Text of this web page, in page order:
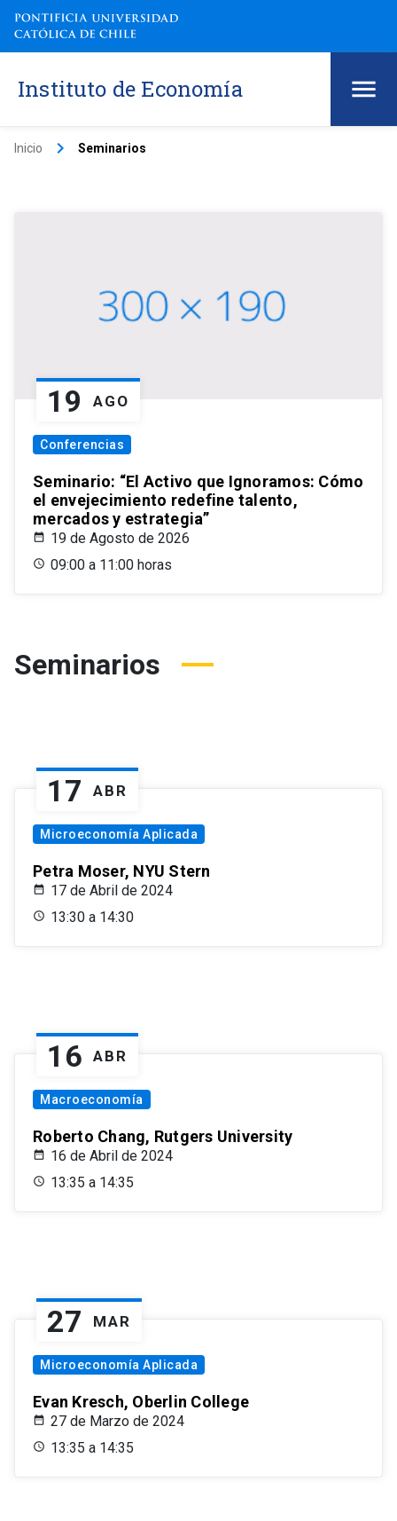
Instituto de Economía
Inicio keyboard_arrow_right Seminarios
19 AGO
Conferencias
Seminario: “El Activo que Ignoramos: Cómo
el envejecimiento redefine talento,
mercados y estrategia”
19 de Agosto de 2026
09:00 a 11:00 horas
Seminarios
17 ABR
Microeconomía Aplicada
Petra Moser, NYU Stern
17 de Abril de 2024
13:30 a 14:30
16 ABR
Macroeconomía
Roberto Chang, Rutgers University
16 de Abril de 2024
13:35 a 14:35
27 MAR
Microeconomía Aplicada
Evan Kresch, Oberlin College
27 de Marzo de 2024
13:35 a 14:35